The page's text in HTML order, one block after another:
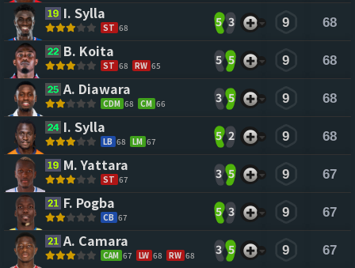
I. Sylla
ST 68 5 3 9 68
B. Koita
ST 68 RW 65 5 5 9 68
A. Diawara
CDM 68 CM 66 3 5 9 68
I. Sylla
LB 68 LM 67 5 2 9 68
M. Yattara
ST 67 3 5 9 67
F. Pogba
CB 67 5 3 9 67
A. Camara
CAM 67 LW 68 RW 68 3 5 9 67